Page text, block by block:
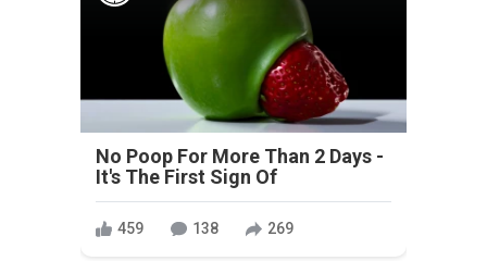
No Poop For More Than 2 Days -
It's The First Sign Of
459 138 269